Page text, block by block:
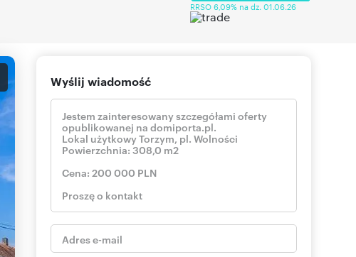
RRSO 6,09% na dz. 01.06.26
Wyślij wiadomość